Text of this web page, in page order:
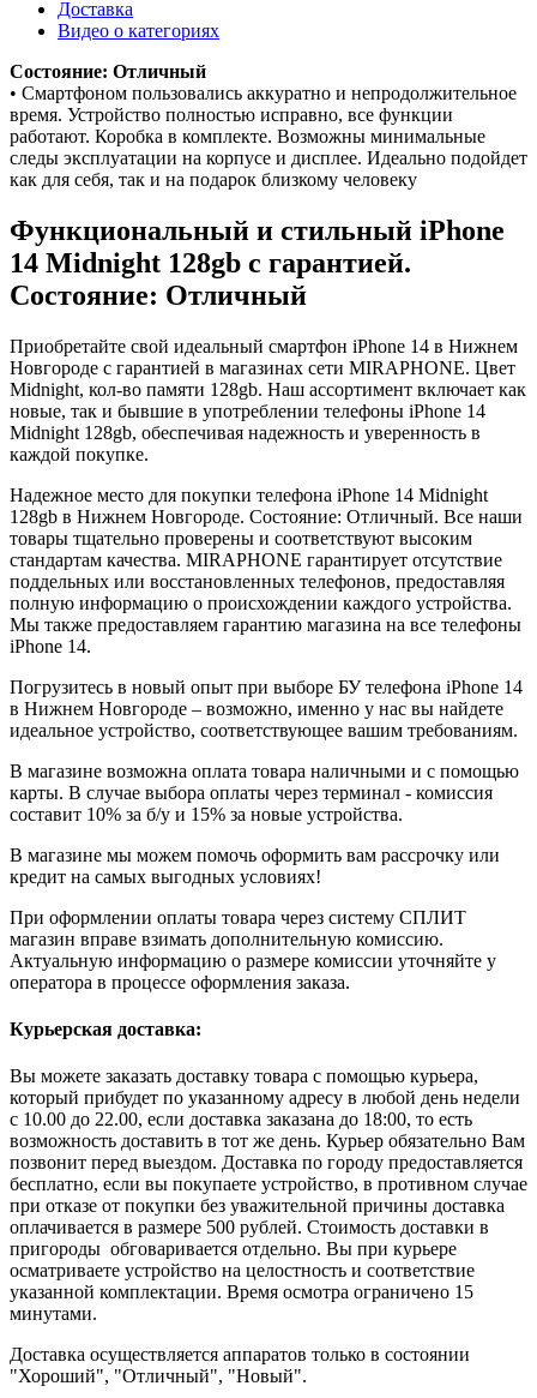
Доставка
Видео о категориях
Состояние: Отличный
• Смартфоном пользовались аккуратно и непродолжительное
время. Устройство полностью исправно, все функции
работают. Коробка в комплекте. Возможны минимальные
следы эксплуатации на корпусе и дисплее. Идеально подойдет
как для себя, так и на подарок близкому человеку
Функциональный и стильный iPhone
14 Midnight 128gb с гарантией.
Состояние: Отличный
Приобретайте свой идеальный смартфон iPhone 14 в Нижнем
Новгороде с гарантией в магазинах сети MIRAPHONE. Цвет
Midnight, кол-во памяти 128gb. Наш ассортимент включает как
новые, так и бывшие в употреблении телефоны iPhone 14
Midnight 128gb, обеспечивая надежность и уверенность в
каждой покупке.
Надежное место для покупки телефона iPhone 14 Midnight
128gb в Нижнем Новгороде. Состояние: Отличный. Все наши
товары тщательно проверены и соответствуют высоким
стандартам качества. MIRAPHONE гарантирует отсутствие
поддельных или восстановленных телефонов, предоставляя
полную информацию о происхождении каждого устройства.
Мы также предоставляем гарантию магазина на все телефоны
iPhone 14.
Погрузитесь в новый опыт при выборе БУ телефона iPhone 14
в Нижнем Новгороде – возможно, именно у нас вы найдете
идеальное устройство, соответствующее вашим требованиям.
В магазине возможна оплата товара наличными и с помощью
карты. В случае выбора оплаты через терминал - комиссия
составит 10% за б/у и 15% за новые устройства.
В магазине мы можем помочь оформить вам рассрочку или
кредит на самых выгодных условиях!
При оформлении оплаты товара через систему СПЛИТ
магазин вправе взимать дополнительную комиссию.
Актуальную информацию о размере комиссии уточняйте у
оператора в процессе оформления заказа.
Курьерская доставка:
Вы можете заказать доставку товара с помощью курьера,
который прибудет по указанному адресу в любой день недели
с 10.00 до 22.00, если доставка заказана до 18:00, то есть
возможность доставить в тот же день. Курьер обязательно Вам
позвонит перед выездом. Доставка по городу предоставляется
бесплатно, если вы покупаете устройство, в противном случае
при отказе от покупки без уважительной причины доставка
оплачивается в размере 500 рублей. Стоимость доставки в
пригороды обговаривается отдельно. Вы при курьере
осматриваете устройство на целостность и соответствие
указанной комплектации. Время осмотра ограничено 15
минутами.
Доставка осуществляется аппаратов только в состоянии
"Хороший", "Отличный", "Новый".